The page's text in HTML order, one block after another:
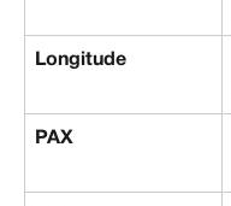
Longitude
PAX